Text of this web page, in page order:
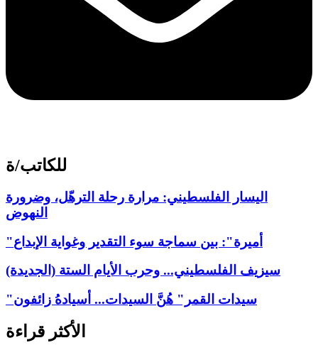
للكاتب/ة
اليسار الفلسطيني: مرارة رحلة الترهّل، وضرورة
النهوض
"أميرة": بين سماجة سوء التقدير وغواية الإبداع
سيزيف الفلسطيني... وحرب الأيام الستة (الجديدة)
"سيدات القمر" هُنَّ السيدات... أسيادهُ زائفون
الأكثر قراءة